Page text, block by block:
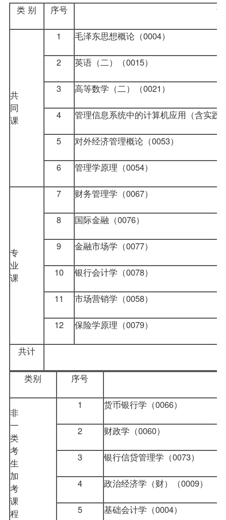
类 别 序号
共
同
课
1 毛泽东思想概论（0004）
2 英语（二） （0015）
3 高等数学（二）（0021）
4 管理信息系统中的计算机应用（含实践
5 对外经济管理概论（0053）
6 管理学原理 （0054）
专
业
课
7 财务管理学 （0067）
8 国际金融 （0076）
9 金融市场学 （0077）
10 银行会计学 （0078）
11 市场营销学 （0058）
12 保险学原理 （0079）
共计
类别 序号
非
一
类
考
生
加
考
课
程
1 货币银行学 （0066）
2 财政学 （0060）
3 银行信贷管理学（0073）
4 政治经济学（财）（0009）
5 基础会计学 （0004）